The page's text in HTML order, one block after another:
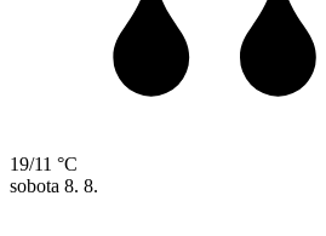
19/11 °C
sobota 8. 8.